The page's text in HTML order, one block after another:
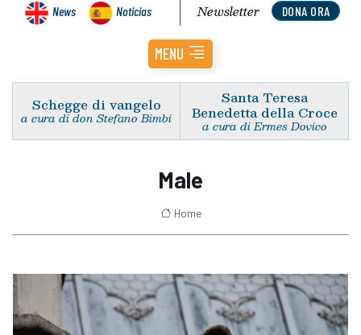
News Noticias DONA ORA
Newsletter
MENU
Schegge di vangelo
a cura di don Stefano Bimbi
Santa Teresa
Benedetta della Croce
a cura di Ermes Dovico
Male
Home